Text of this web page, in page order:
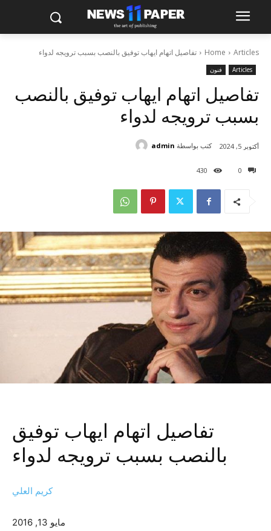
Home Articles تفاصيل اتهام ايهاب توفيق بالنصب بسبب ترويجه لدواء
Articles فنون
تفاصيل اتهام ايهاب توفيق بالنصب
بسبب ترويجه لدواء
0
430
أكتوبر 5, 2024 كتب بواسطة admin
تفاصيل اتهام ايهاب توفيق
بالنصب بسبب ترويجه لدواء
كريم العلي
مايو 13, 2016